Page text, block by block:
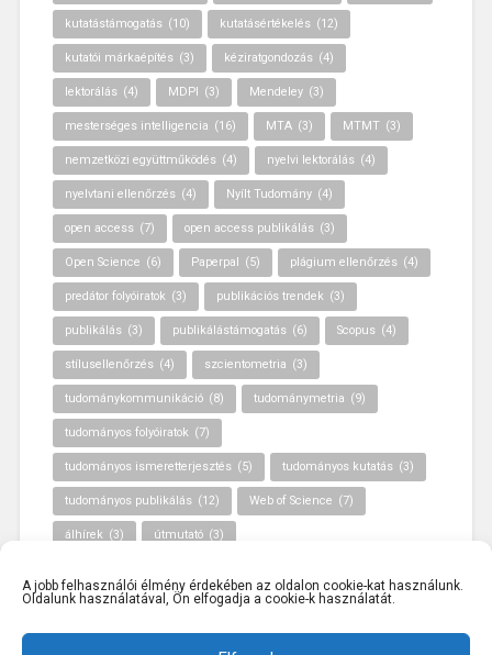
A jobb felhasználói élmény érdekében az oldalon cookie-kat használunk.
Oldalunk használatával, Ön elfogadja a cookie-k használatát.
kutatástámogatás (10) kutatásértékelés (12)
kutatói márkaépítés (3) kéziratgondozás (4)
lektorálás (4) MDPI (3) Mendeley (3)
mesterséges intelligencia (16) MTA (3) MTMT (3)
nemzetközi együttműködés (4) nyelvi lektorálás (4)
nyelvtani ellenőrzés (4) Nyílt Tudomány (4)
open access (7) open access publikálás (3)
Open Science (6) Paperpal (5) plágium ellenőrzés (4)
predátor folyóiratok (3) publikációs trendek (3)
publikálás (3) publikálástámogatás (6) Scopus (4)
stílusellenőrzés (4) szcientometria (3)
tudománykommunikáció (8) tudománymetria (9)
tudományos folyóiratok (7)
tudományos ismeretterjesztés (5) tudományos kutatás (3)
tudományos publikálás (12) Web of Science (7)
álhírek (3) útmutató (3)